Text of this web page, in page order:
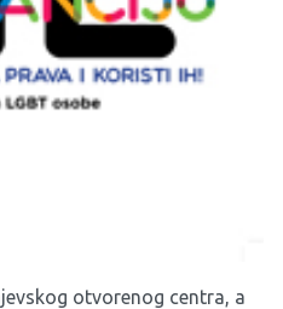
otvorenog centra, a